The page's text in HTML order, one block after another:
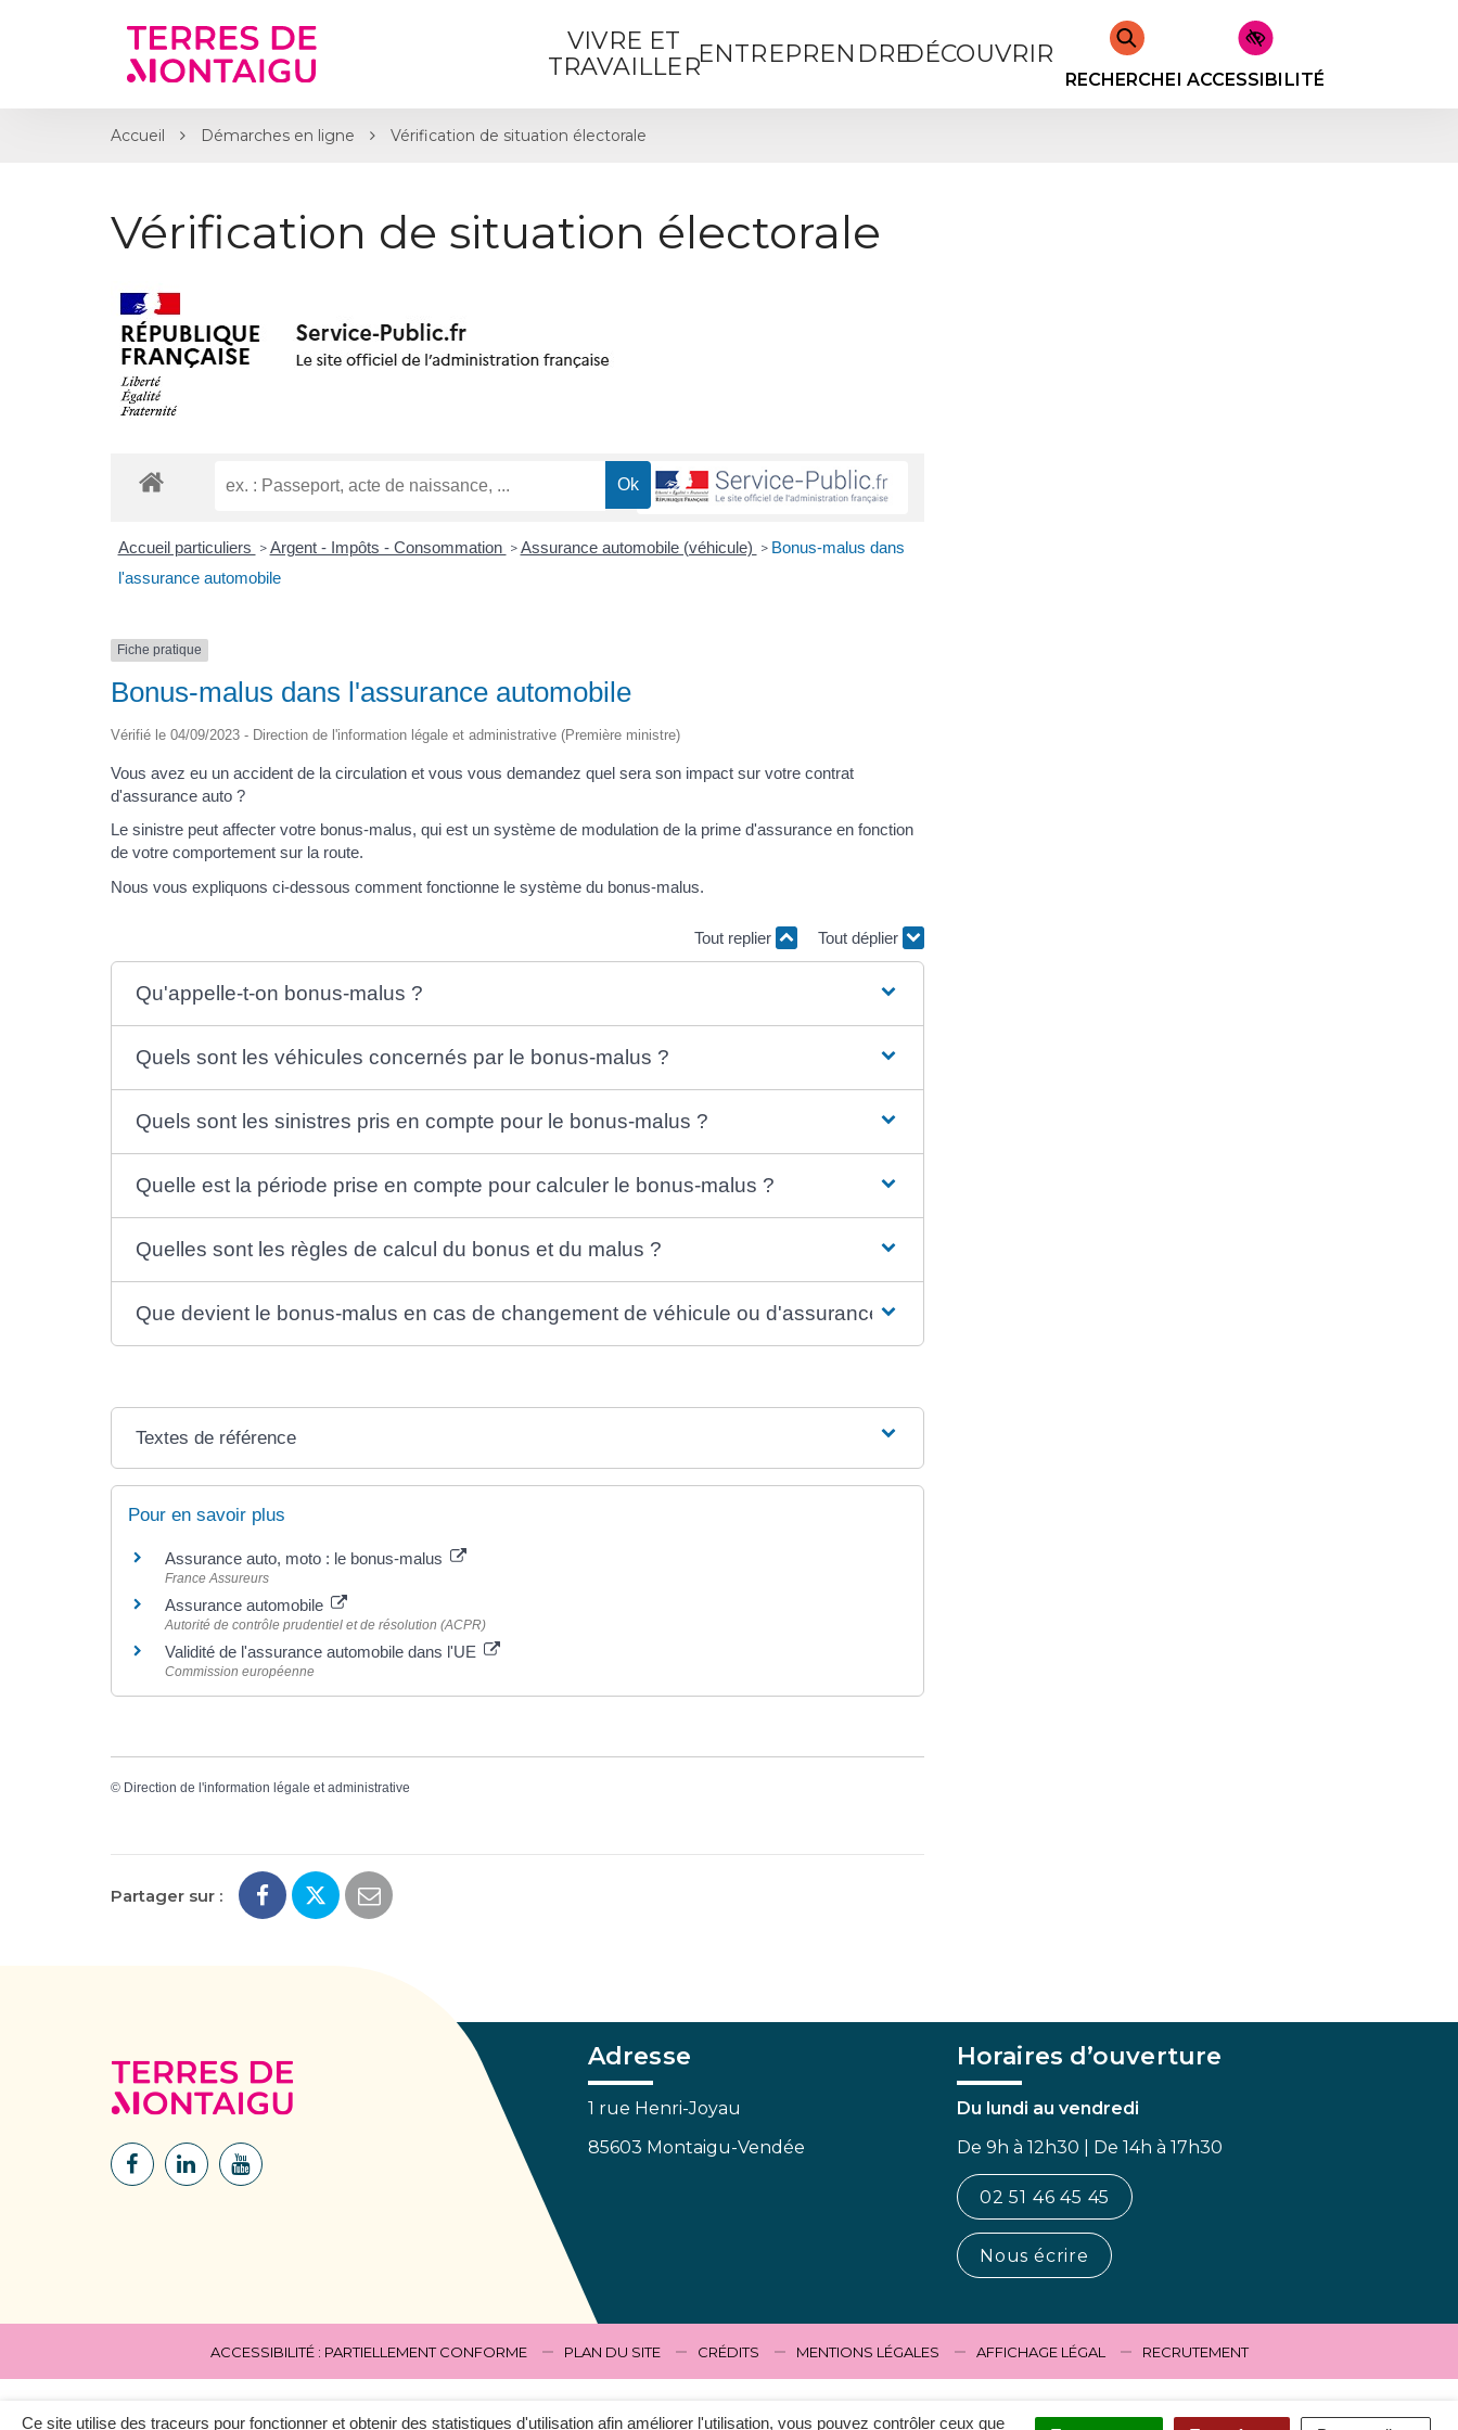
Ce site utilise des traceurs pour fonctionner et obtenir des statistiques d'utilisation afin améliorer l'utilisation, vous pouvez contrôler ceux que
VIVRE ET
TRAVAILLERENTREPRENDREDÉCOUVRIR
RECHERCHERACCESSIBILITÉ
Accueil Démarches en ligne Vérification de situation électorale
Vérification de situation électorale
Accueil particuliers > Argent - Impôts - Consommation > Assurance automobile (véhicule) > Bonus-malus dans
l'assurance automobile
Fiche pratique
Bonus-malus dans l'assurance automobile
Vérifié le 04/09/2023 - Direction de l'information légale et administrative (Première ministre)
Vous avez eu un accident de la circulation et vous vous demandez quel sera son impact sur votre contrat
d'assurance auto ?
Le sinistre peut affecter votre bonus-malus, qui est un système de modulation de la prime d'assurance en fonction
de votre comportement sur la route.
Nous vous expliquons ci-dessous comment fonctionne le système du bonus-malus.
Tout replier Tout déplier
Qu'appelle-t-on bonus-malus ?
Quels sont les véhicules concernés par le bonus-malus ?
Quels sont les sinistres pris en compte pour le bonus-malus ?
Quelle est la période prise en compte pour calculer le bonus-malus ?
Quelles sont les règles de calcul du bonus et du malus ?
Que devient le bonus-malus en cas de changement de véhicule ou d'assurance ?
Textes de référence
Pour en savoir plus
Assurance auto, moto : le bonus-malus
France Assureurs
Assurance automobile
Autorité de contrôle prudentiel et de résolution (ACPR)
Validité de l'assurance automobile dans l'UE
Commission européenne
© Direction de l'information légale et administrative
Partager sur :
Lien
Lien
Lien
Adresse
1 rue Henri-Joyau
85603 Montaigu-Vendée
Horaires d’ouverture
Du lundi au vendredi
De 9h à 12h30 | De 14h à 17h30
02 51 46 45 45
Nous écrire
ACCESSIBILITÉ : PARTIELLEMENT CONFORME PLAN DU SITE CRÉDITS MENTIONS LÉGALES AFFICHAGE LÉGAL RECRUTEMENT